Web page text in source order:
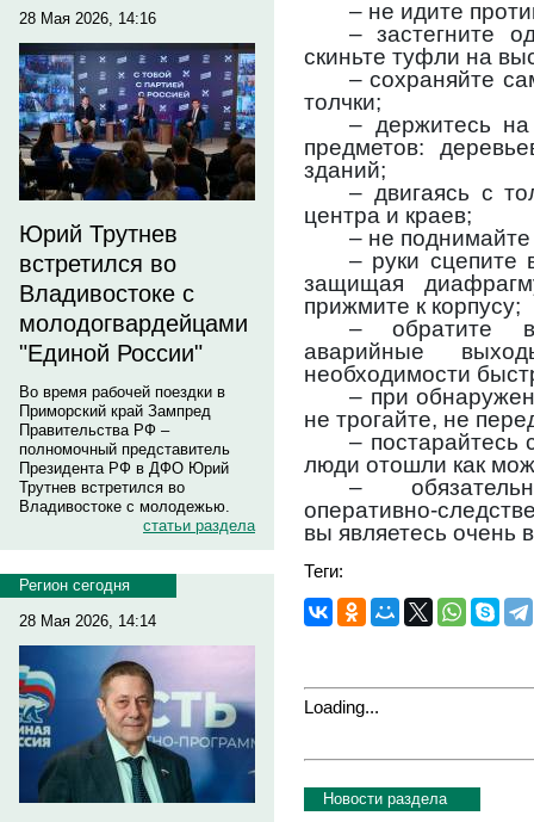
28 Мая 2026, 14:16
Юрий Трутнев
встретился во
Владивостоке с
молодогвардейцами
"Единой России"
Во время рабочей поездки в
Приморский край Зампред
Правительства РФ –
полномочный представитель
Президента РФ в ДФО Юрий
Трутнев встретился во
Владивостоке с молодежью.
статьи раздела
Регион сегодня
28 Мая 2026, 14:14
– не идите
– застегните
скиньте туфли на
– сохраняйте
толчки;
– держитесь
предметов:
зданий;
– двигаясь с
центра и краев;
– не
– руки сцепите
защищая
прижмите к корпусу;
– обратите
аварийные
необходимости
– при
не трогайте, не
– постарайтесь
люди отошли как
–
оперативно-
вы являетесь очень
Теги:
Loading...
Новости раздела